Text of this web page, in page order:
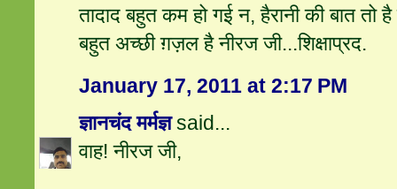
तादाद बहुत कम हो गई न, हैरानी की बात तो है
बहुत अच्छी ग़ज़ल है नीरज जी...शिक्षाप्रद.
January 17, 2011 at 2:17 PM
ज्ञानचंद मर्मज्ञsaid...
वाह! नीरज जी,